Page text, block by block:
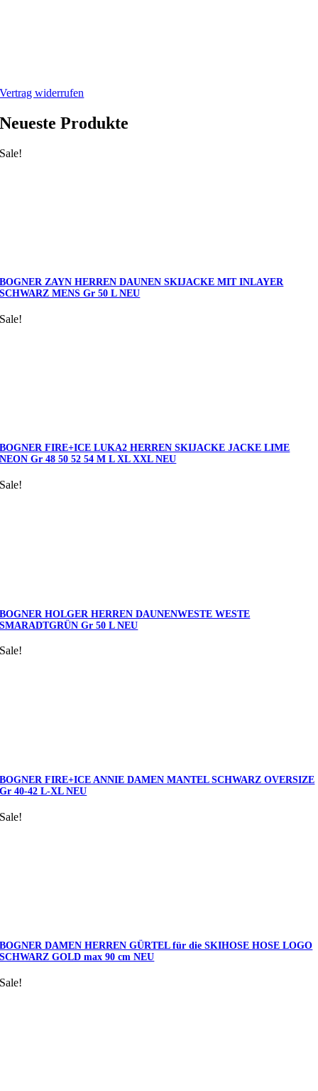
Vertrag widerrufen
Neueste Produkte
Sale!
BOGNER ZAYN HERREN DAUNEN SKIJACKE MIT INLAYER
SCHWARZ MENS Gr 50 L NEU
Sale!
BOGNER FIRE+ICE LUKA2 HERREN SKIJACKE JACKE LIME
NEON Gr 48 50 52 54 M L XL XXL NEU
Sale!
BOGNER HOLGER HERREN DAUNENWESTE WESTE
SMARADTGRÜN Gr 50 L NEU
Sale!
BOGNER FIRE+ICE ANNIE DAMEN MANTEL SCHWARZ OVERSIZE
Gr 40-42 L-XL NEU
Sale!
BOGNER DAMEN HERREN GÜRTEL für die SKIHOSE HOSE LOGO
SCHWARZ GOLD max 90 cm NEU
Sale!